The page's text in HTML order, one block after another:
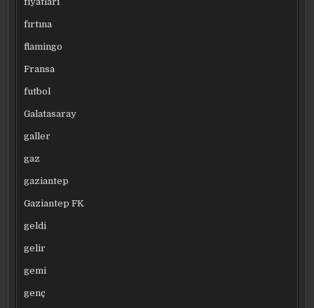
fırtına
flamingo
Fransa
futbol
Galatasaray
galler
gaz
gaziantep
Gaziantep FK
geldi
gelir
gemi
genç